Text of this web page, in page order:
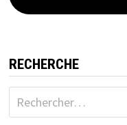
RECHERCHE
Rechercher :